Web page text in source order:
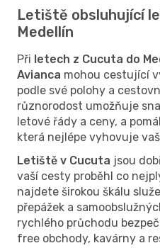
Letiště obsluhující
Medellín
Při letech z Cucuta do
Avianca mohou cestující
podle své polohy a
různorodost umožňuje
letové řády a ceny, a
která nejlépe vyhovuje
Letiště v Cucuta jsou
vaší cesty proběhl co
najdete širokou škálu
přepážek a
rychlého průchodu
free obchody, kavárny a